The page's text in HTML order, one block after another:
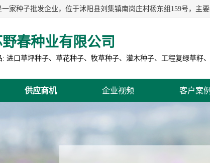
春种业有限公司
供应商机 企业视频 客户案例